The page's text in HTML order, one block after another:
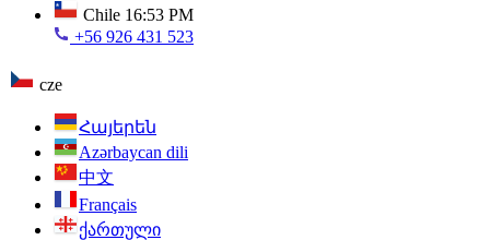
Chile 16:53 PM
+56 926 431 523
cze
Հայերեն
Azərbaycan dili
中文
Français
ქართული